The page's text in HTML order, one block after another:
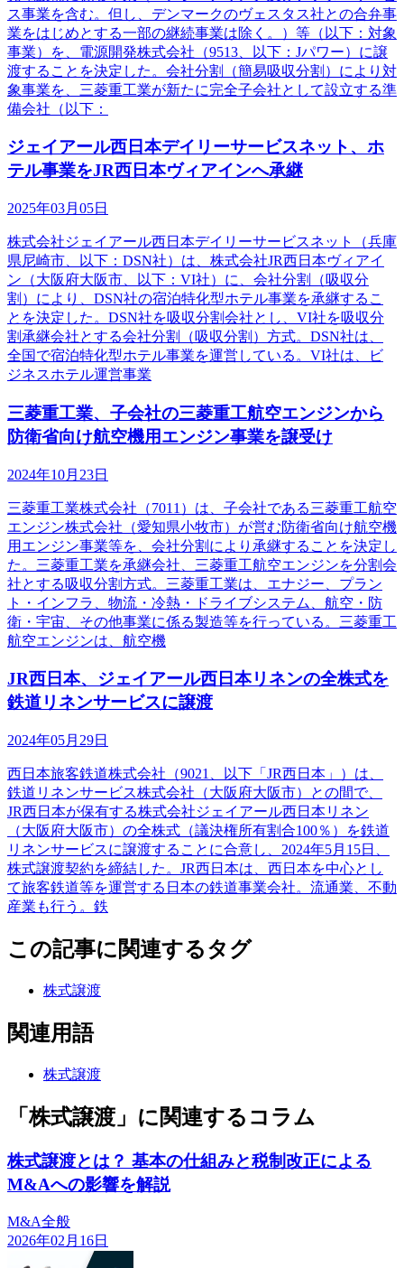
ス事業を含む。但し、デンマークのヴェスタス社との合弁事
業をはじめとする一部の継続事業は除く。）等（以下：対象
事業）を、電源開発株式会社（9513、以下：Jパワー）に譲
渡することを決定した。会社分割（簡易吸収分割）により対
象事業を、三菱重工業が新たに完全子会社として設立する準
備会社（以下：
ジェイアール西日本デイリーサービスネット、ホ
テル事業をJR西日本ヴィアインへ承継
2025年03月05日
株式会社ジェイアール西日本デイリーサービスネット（兵庫
県尼崎市、以下：DSN社）は、株式会社JR西日本ヴィアイ
ン（大阪府大阪市、以下：VI社）に、会社分割（吸収分
割）により、DSN社の宿泊特化型ホテル事業を承継するこ
とを決定した。DSN社を吸収分割会社とし、VI社を吸収分
割承継会社とする会社分割（吸収分割）方式。DSN社は、
全国で宿泊特化型ホテル事業を運営している。VI社は、ビ
ジネスホテル運営事業
三菱重工業、子会社の三菱重工航空エンジンから
防衛省向け航空機用エンジン事業を譲受け
2024年10月23日
三菱重工業株式会社（7011）は、子会社である三菱重工航空
エンジン株式会社（愛知県小牧市）が営む防衛省向け航空機
用エンジン事業等を、会社分割により承継することを決定し
た。三菱重工業を承継会社、三菱重工航空エンジンを分割会
社とする吸収分割方式。三菱重工業は、エナジー、プラン
ト・インフラ、物流・冷熱・ドライブシステム、航空・防
衛・宇宙、その他事業に係る製造等を行っている。三菱重工
航空エンジンは、航空機
JR西日本、ジェイアール西日本リネンの全株式を
鉄道リネンサービスに譲渡
2024年05月29日
西日本旅客鉄道株式会社（9021、以下「JR西日本」）は、
鉄道リネンサービス株式会社（大阪府大阪市）との間で、
JR西日本が保有する株式会社ジェイアール西日本リネン
（大阪府大阪市）の全株式（議決権所有割合100％）を鉄道
リネンサービスに譲渡することに合意し、2024年5月15日、
株式譲渡契約を締結した。JR西日本は、西日本を中心とし
て旅客鉄道等を運営する日本の鉄道事業会社。流通業、不動
産業も行う。鉄
この記事に関連するタグ
株式譲渡
関連用語
株式譲渡
「株式譲渡」に関連するコラム
株式譲渡とは？ 基本の仕組みと税制改正による
M&Aへの影響を解説
M&A全般
2026年02月16日